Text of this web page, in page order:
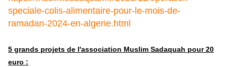
speciale-colis-alimentaire-pour-le-mois-de-
ramadan-2024-en-algerie.html
5 grands projets de l'association Muslim Sadaquah pour 20
euro :